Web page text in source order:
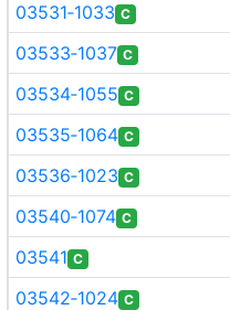
03531‑1033 C
03533‑1037 C
03534‑1055 C
03535‑1064 C
03536‑1023 C
03540‑1074 C
03541 C
03542‑1024 C